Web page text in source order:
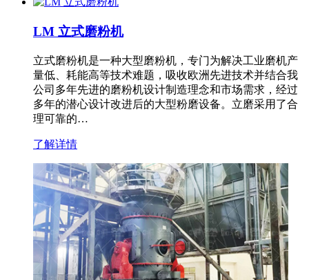
LM 立式磨粉机
立式磨粉机是一种大型磨粉机，专门为解决工业磨机产
量低、耗能高等技术难题，吸收欧洲先进技术并结合我
公司多年先进的磨粉机设计制造理念和市场需求，经过
多年的潜心设计改进后的大型粉磨设备。立磨采用了合
理可靠的…
了解详情